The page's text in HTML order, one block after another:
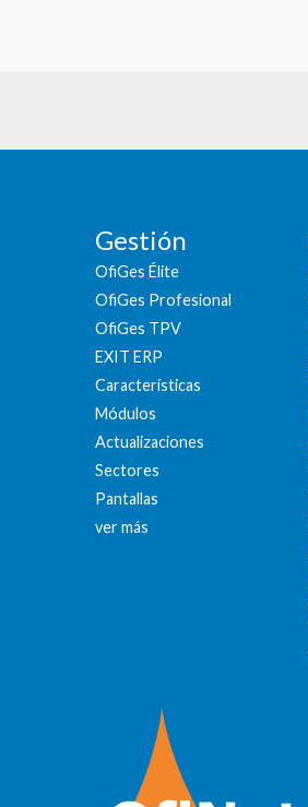
Gestión
OfiGes Élite
OfiGes Profesional
OfiGes TPV
EXIT ERP
Características
Módulos
Actualizaciones
Sectores
Pantallas
ver más